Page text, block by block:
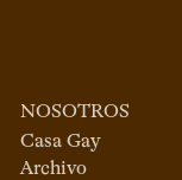
NOSOTROS
Casa Gay
Archivo